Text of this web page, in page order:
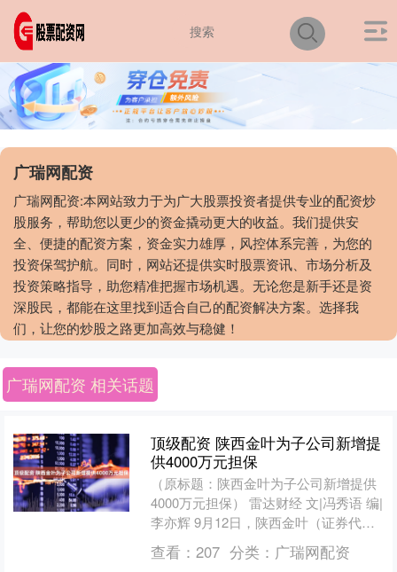
广瑞网配资
广瑞网配资:本网站致力于为广大股票投资者提供专业的配资炒
股服务，帮助您以更少的资金撬动更大的收益。我们提供安
全、便捷的配资方案，资金实力雄厚，风控体系完善，为您的
投资保驾护航。同时，网站还提供实时股票资讯、市场分析及
投资策略指导，助您精准把握市场机遇。无论您是新手还是资
深股民，都能在这里找到适合自己的配资解决方案。选择我
们，让您的炒股之路更加高效与稳健！
广瑞网配资 相关话题
顶级配资 陕西金叶为子公司新增提
供4000万元担保
（原标题：陕西金叶为子公司新增提供
4000万元担保） 雷达财经 文|冯秀语 编|
李亦辉 9月12日，陕西金叶（证券代
码：000812）公告，公司于2025年4
月....
查看： 207 分类： 广瑞网配资